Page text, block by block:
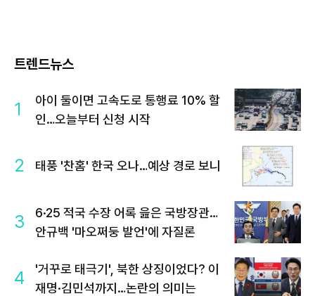
트렌드뉴스
1
아이 둘이면 고속도로 통행료 10% 할
인…오늘부터 신청 시작
2 태풍 '찬홈' 한국 오나…예상 경로 보니
3
6·25 적국 수장 어록 읊은 국방장관…
안규백 '마오쩌둥 발언'에 자질론
4
'거꾸로 태극기', 북한 상징이었다? 이
재명·김민석까지…논란의 의미는